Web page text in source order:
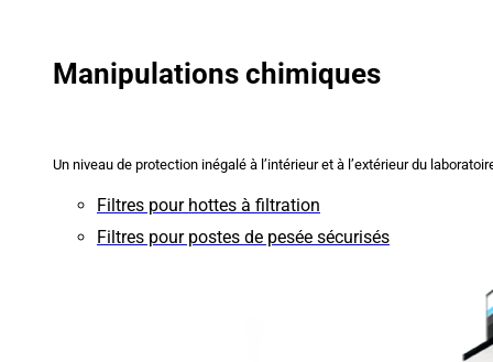
Manipulations chimiques
Un niveau de protection inégalé à l’intérieur et à l’extérieur du
Filtres pour hottes à filtration
Filtres pour postes de pesée sécurisés